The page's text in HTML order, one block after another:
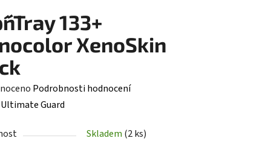
133+
XenoSkin
Podrobnosti hodnocení
Ultimate Guard
Skladem (2 ks)